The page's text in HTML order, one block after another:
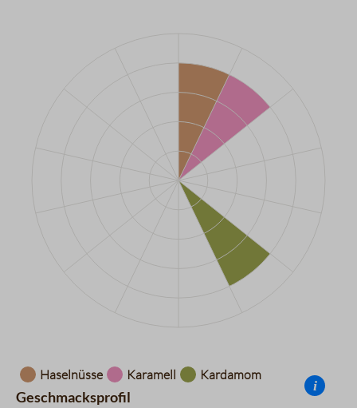
Datentabelle für das Diagramm: Aromarad
Haselnüsse Karamell Kardamom
Geschmacksprofil
i